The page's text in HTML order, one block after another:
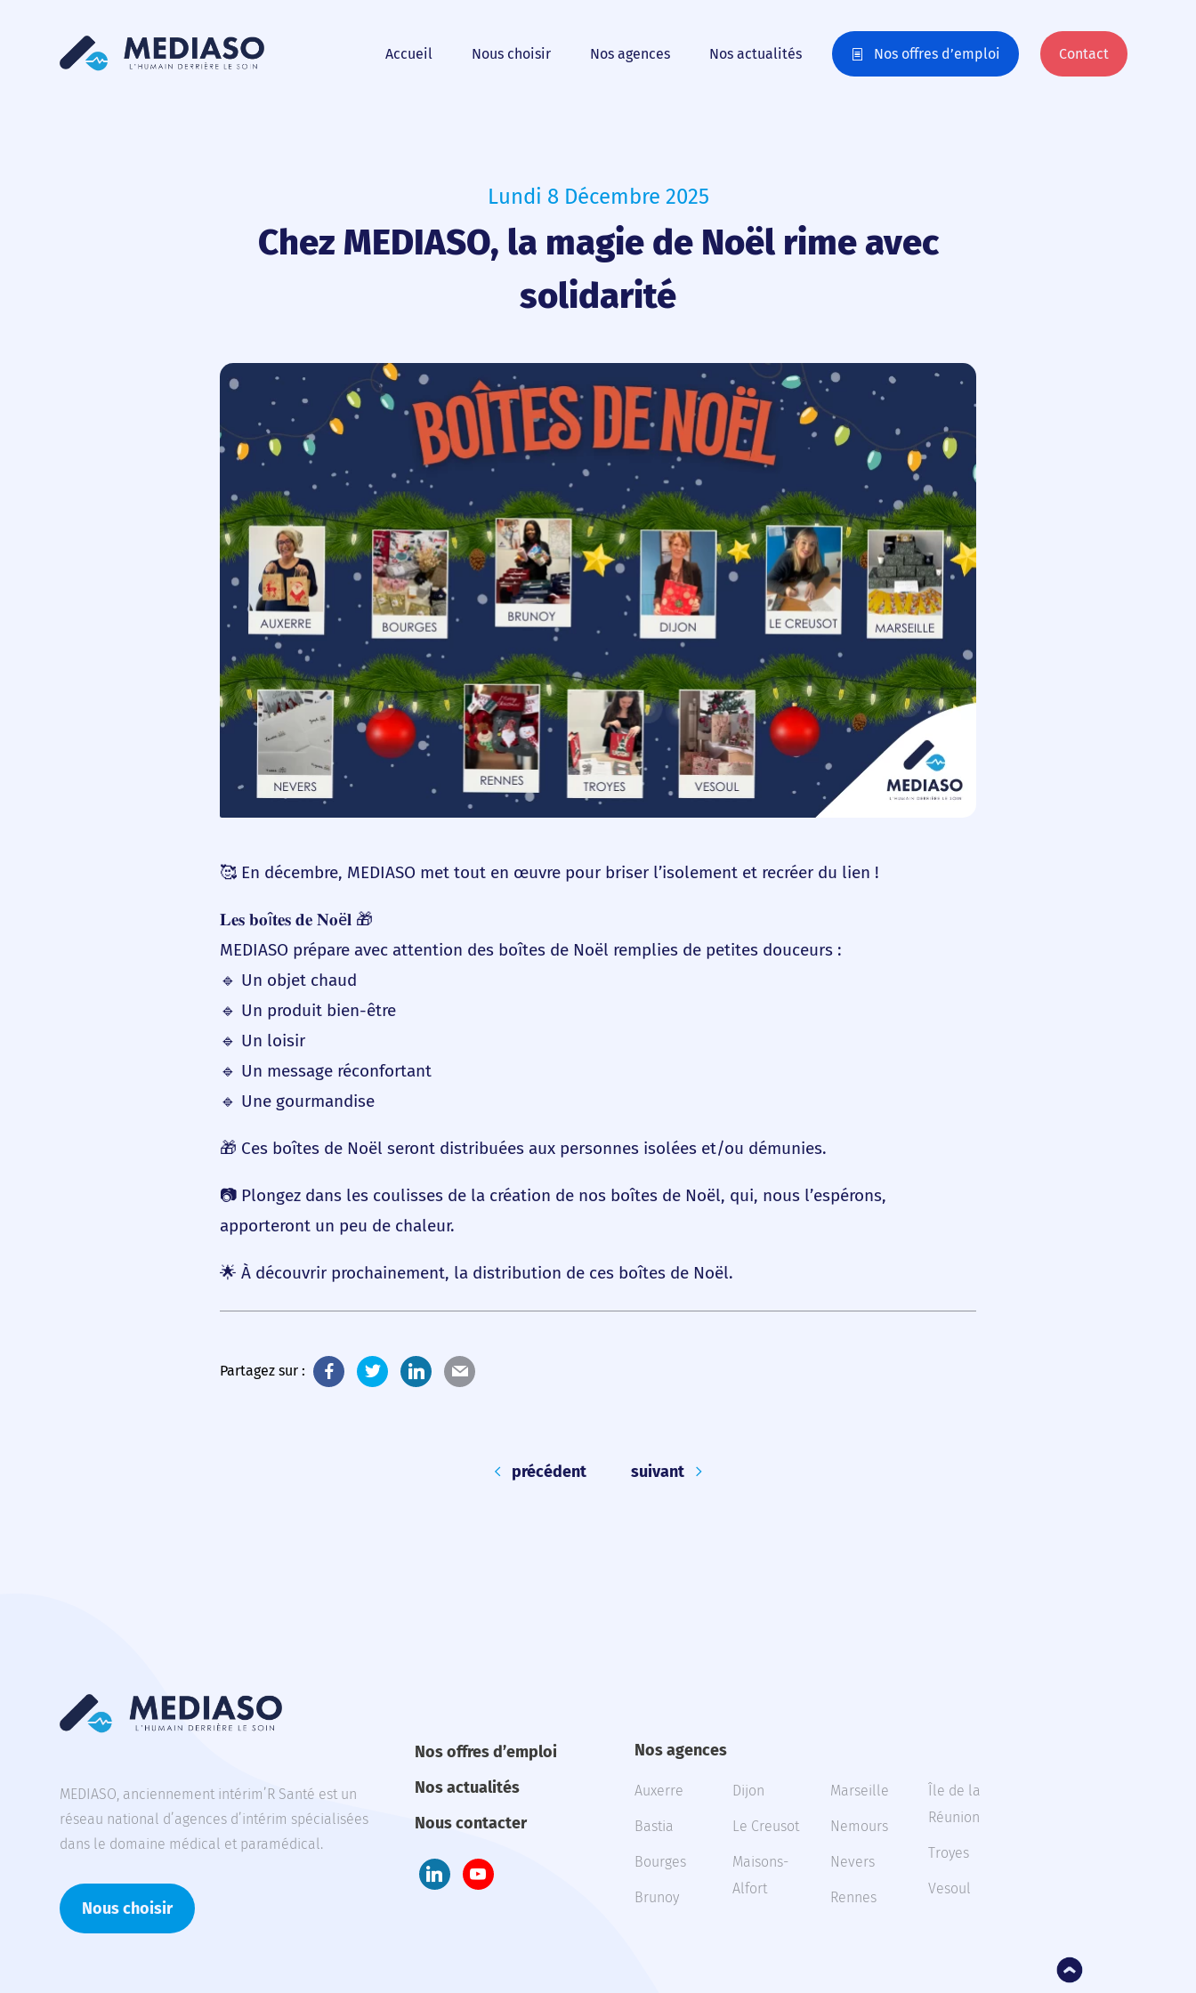
Accueil Nous choisir Nos agences Nos actualités Nos offres d’emploi Contact
Lundi 8 Décembre 2025
Chez MEDIASO, la magie de Noël rime avec
solidarité
🥰 En décembre, MEDIASO met tout en œuvre pour briser l’isolement et recréer du lien !
𝐋𝐞𝐬 𝐛𝐨î𝐭𝐞𝐬 𝐝𝐞 𝐍𝐨ë𝐥 🎁
MEDIASO prépare avec attention des boîtes de Noël remplies de petites douceurs :
🔹 Un objet chaud
🔹 Un produit bien-être
🔹 Un loisir
🔹 Un message réconfortant
🔹 Une gourmandise
🎁 Ces boîtes de Noël seront distribuées aux personnes isolées et/ou démunies.
📷 Plongez dans les coulisses de la création de nos boîtes de Noël, qui, nous l’espérons,
apporteront un peu de chaleur.
🌟 À découvrir prochainement, la distribution de ces boîtes de Noël.
Partagez sur :
précédent suivant
MEDIASO, anciennement intérim’R Santé est un
réseau national d’agences d’intérim spécialisées
dans le domaine médical et paramédical.
Nous choisir
Nos offres d’emploi
Nos actualités
Nous contacter
Nos agences
Auxerre
Bastia
Bourges
Brunoy
Dijon
Le Creusot
Maisons-
Alfort
Marseille
Nemours
Nevers
Rennes
Île de la
Réunion
Troyes
Vesoul